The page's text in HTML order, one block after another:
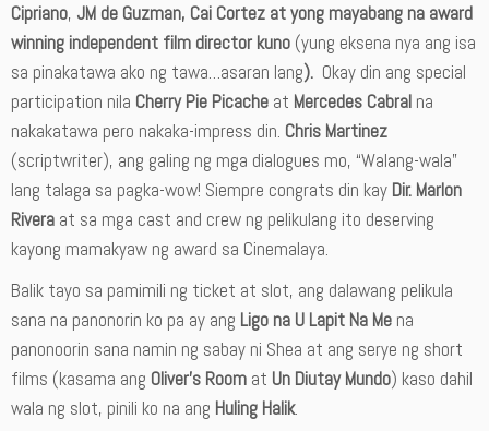
Cipriano, JM de Guzman, Cai Cortez at yong mayabang na award
winning independent film director kuno (yung eksena nya ang isa
sa pinakatawa ako ng tawa…asaran lang). Okay din ang special
participation nila Cherry Pie Picache at Mercedes Cabral na
nakakatawa pero nakaka-impress din. Chris Martinez
(scriptwriter), ang galing ng mga dialogues mo, “Walang-wala”
lang talaga sa pagka-wow! Siempre congrats din kay Dir. Marlon
Rivera at sa mga cast and crew ng pelikulang ito deserving
kayong mamakyaw ng award sa Cinemalaya.
Balik tayo sa pamimili ng ticket at slot, ang dalawang pelikula
sana na panonorin ko pa ay ang Ligo na U Lapit Na Me na
panonoorin sana namin ng sabay ni Shea at ang serye ng short
films (kasama ang Oliver’s Room at Un Diutay Mundo) kaso dahil
wala ng slot, pinili ko na ang Huling Halik.